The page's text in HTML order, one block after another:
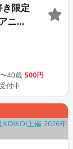
き限定
ニメ
40歳 500円
付中